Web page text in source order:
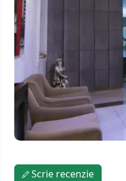
Scrie recenzie